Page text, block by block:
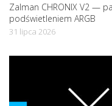
Zalman CHRONIX V2 —
podświetleniem ARGB
31 lipca 2026